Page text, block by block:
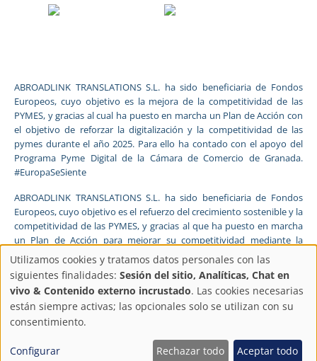
ABROADLINK TRANSLATIONS S.L. ha sido beneficiaria de Fondos
Europeos, cuyo objetivo es la mejora de la competitividad de las
PYMES, y gracias al cual ha puesto en marcha un Plan de Acción con
el objetivo de reforzar la digitalización y la competitividad de las
pymes durante el año 2025. Para ello ha contado con el apoyo del
Programa Pyme Digital de la Cámara de Comercio de Granada.
#EuropaSeSiente
ABROADLINK TRANSLATIONS S.L. ha sido beneficiaria de Fondos
Europeos, cuyo objetivo es el refuerzo del crecimiento sostenible y la
competitividad de las PYMES, y gracias al que ha puesto en marcha
un Plan de Acción para mejorar su competitividad mediante la
transformación digital, la promoción online y el comercio electrónico
en mercados internacionales durante el año 2025. Para ello ha
contado con el apoyo del Programa Xpande Digital de la Cámara de
Comercio de Granada.
FONDO EUROPEO DE DESARROLLO REGIONAL
Una manera de hacer Europa
Configuración
de
privacidad
Utilizamos cookies y tratamos datos personales con las
siguientes finalidades: Sesión del sitio, Analíticas, Chat en
vivo & Contenido externo incrustado. Las cookies necesarias
están siempre activas; las opcionales solo se utilizan con su
consentimiento.
Configurar Rechazar todo Aceptar todo